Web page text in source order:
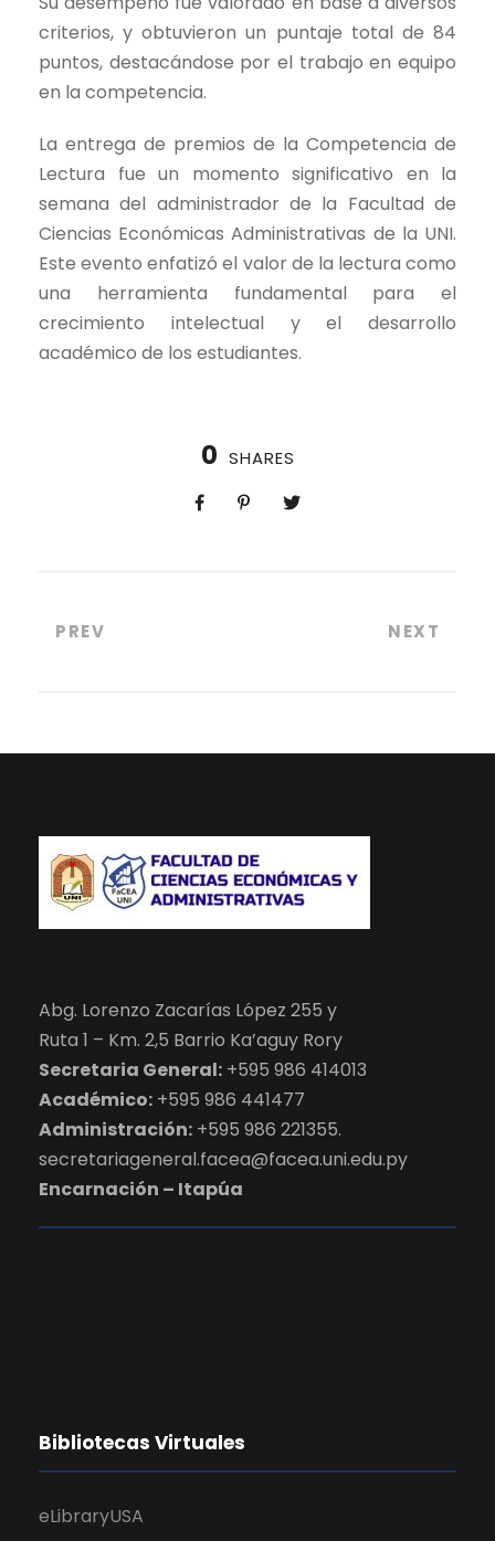
criterios, y obtuvieron un puntaje total de 84
puntos, destacándose por el trabajo en equipo
en la competencia.
La entrega de premios de la Competencia de
Lectura fue un momento significativo en la
semana del administrador de la Facultad de
Ciencias Económicas Administrativas de la UNI.
Este evento enfatizó el valor de la lectura como
una herramienta fundamental para el
crecimiento intelectual y el desarrollo
académico de los estudiantes.
0 SHARES
PREV NEXT
Abg. Lorenzo Zacarías López 255 y
Ruta 1 – Km. 2,5 Barrio Ka’aguy Rory
Secretaria General: +595 986 414013
Académico: +595 986 441477
Administración: +595 986 221355.
secretariageneral.facea@facea.uni.edu.py
Encarnación – Itapúa
Bibliotecas Virtuales
eLibraryUSA